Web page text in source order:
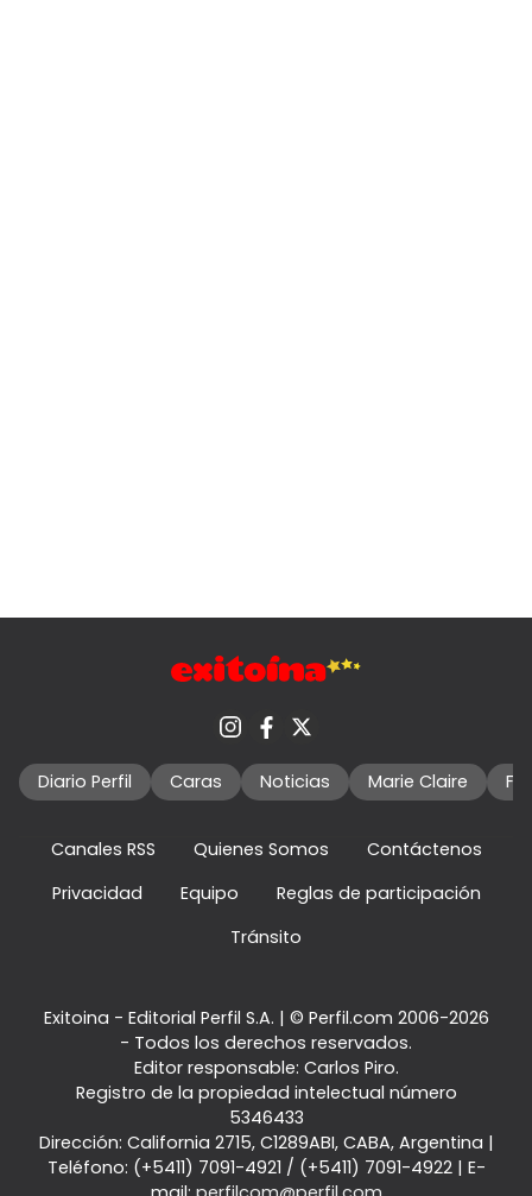
Diario Perfil Caras Noticias Marie Claire
Canales RSS Quienes Somos
Contáctenos
Privacidad
Equipo
Reglas de participación
Tránsito
Exitoina - Editorial Perfil S.A. | © Perfil.com 2006-2026
- Todos los derechos reservados.
Editor responsable: Carlos Piro.
Registro de la propiedad intelectual número
5346433
Dirección: California 2715, C1289ABI, CABA, Argentina |
Teléfono: (+5411) 7091-4921 / (+5411) 7091-4922| E-